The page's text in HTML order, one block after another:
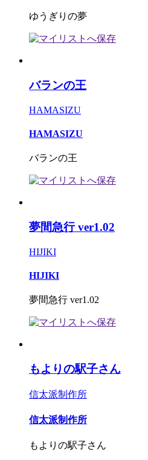
ゆうぎりの夢
バランの王
HAMASIZU
HAMASIZU
バランの王
夢間急行 ver1.02
HIJIKI
HIJIKI
夢間急行 ver1.02
もよりの駅子さん
信太派制作所
信太派制作所
もよりの駅子さん